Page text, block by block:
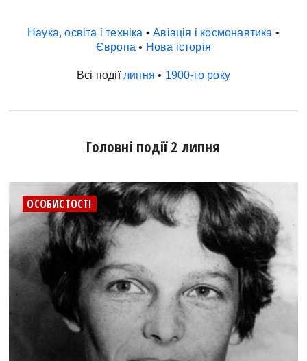
Наука, освіта і техніка •Авіація і космонавтика •
Європа • Нова історія
Всі події липня • 1900-го року
Головні події 2 липня
ОСОБИСТОСТІ